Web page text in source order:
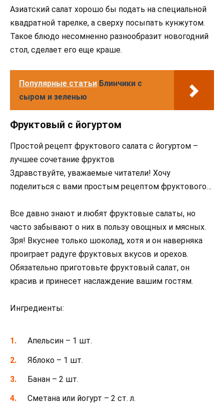
Азиатский салат хорошо бы подать на специальной
квадратной тарелке, а сверху посыпать кунжутом.
Такое блюдо несомненно разнообразит новогодний
стол, сделает его еще краше.
Популярные статьи Блинчики с
сыром и зеленью
Фруктовый с йогуртом
Простой рецепт фруктового салата с йогуртом –
лучшее сочетание фруктов
Здравствуйте, уважаемые читатели! Хочу
поделиться с вами простым рецептом фруктового…
Все давно знают и любят фруктовые салаты, но
часто забывают о них в пользу овощных и мясных.
Зря! Вкуснее только шоколад, хотя и он наверняка
проиграет радуге фруктовых вкусов и орехов.
Обязательно приготовьте фруктовый салат, он
красив и принесет наслаждение вашим гостям.
Ингредиенты:
Апельсин – 1 шт.
Яблоко – 1 шт.
Банан – 2 шт.
Сметана или йогурт – 2 ст. л.